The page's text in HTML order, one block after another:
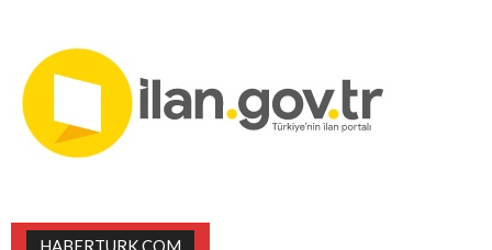
HABERTURK.COM